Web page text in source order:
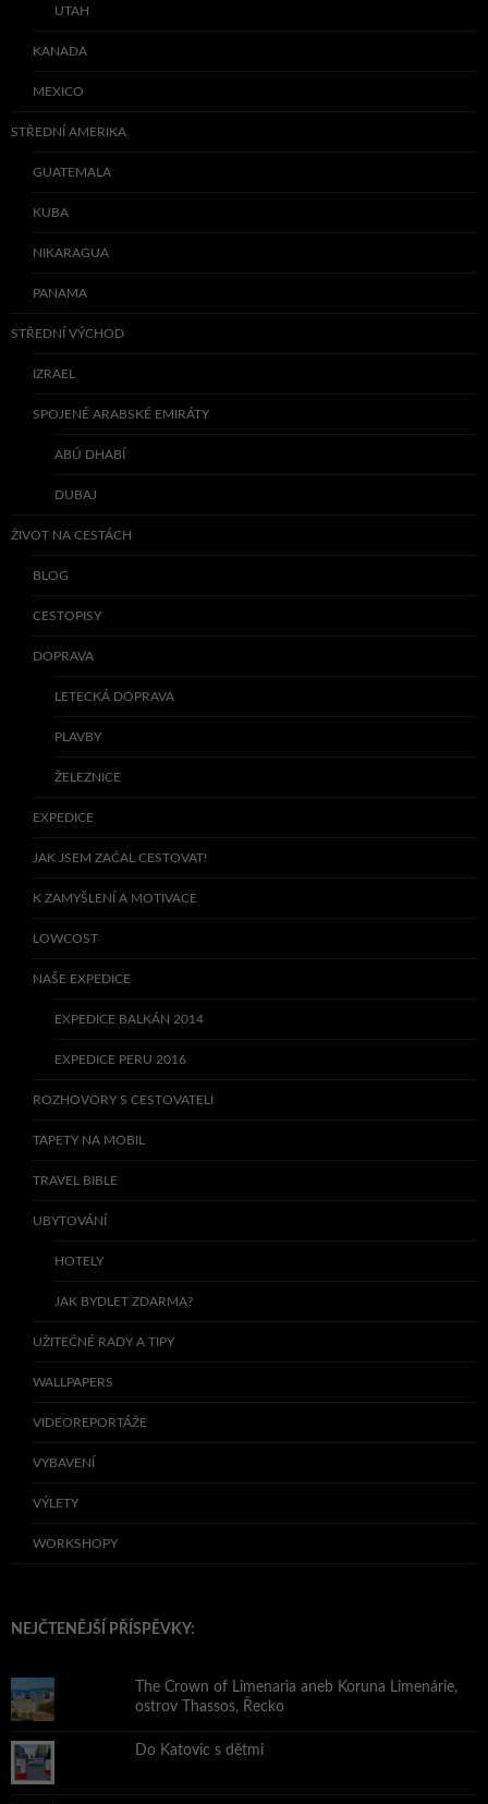
UTAH
KANADA
MEXICO
STŘEDNÍ AMERIKA
GUATEMALA
KUBA
NIKARAGUA
PANAMA
STŘEDNÍ VÝCHOD
IZRAEL
SPOJENÉ ARABSKÉ EMIRÁTY
ABÚ DHABÍ
DUBAJ
ŽIVOT NA CESTÁCH
BLOG
CESTOPISY
DOPRAVA
LETECKÁ DOPRAVA
PLAVBY
ŽELEZNICE
EXPEDICE
JAK JSEM ZAČAL CESTOVAT!
K ZAMYŠLENÍ A MOTIVACE
LOWCOST
NAŠE EXPEDICE
EXPEDICE BALKÁN 2014
EXPEDICE PERU 2016
ROZHOVORY S CESTOVATELI
TAPETY NA MOBIL
TRAVEL BIBLE
UBYTOVÁNÍ
HOTELY
JAK BYDLET ZDARMA?
UŽITEČNÉ RADY A TIPY
WALLPAPERS
VIDEOREPORTÁŽE
VYBAVENÍ
VÝLETY
WORKSHOPY
NEJČTENĚJŠÍ PŘÍSPĚVKY:
The Crown of Limenaria aneb Koruna Limenárie,
ostrov Thassos, Řecko
Do Katovic s dětmi